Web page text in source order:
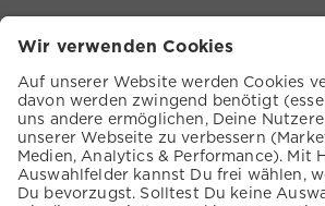
KUNDENSERVICE